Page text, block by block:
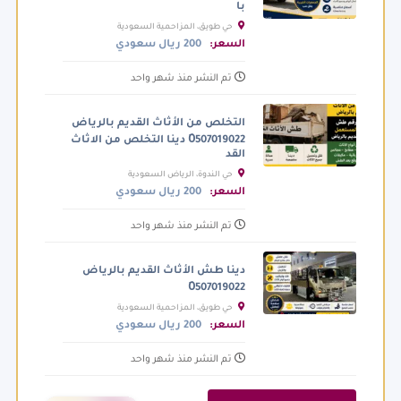
با
السعر: 200 ريال سعودي
تم النشر منذ شهر واحد
التخلص من الأثاث القديم بالرياض
0َ507019022 دينا التخلص من الاثاث
القد
السعر: 200 ريال سعودي
تم النشر منذ شهر واحد
دينا طش الأثاث القديم بالرياض
0َ507019022
السعر: 200 ريال سعودي
تم النشر منذ شهر واحد